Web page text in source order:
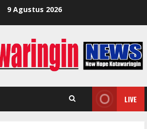
9 Agustus 2026
LIVE